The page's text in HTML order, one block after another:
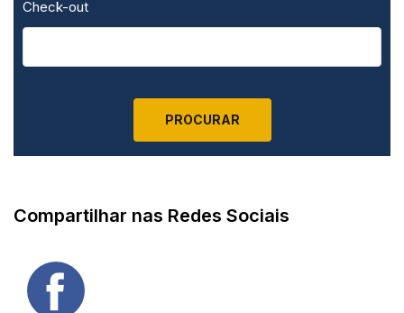
Check-out
Compartilhar nas Redes Sociais